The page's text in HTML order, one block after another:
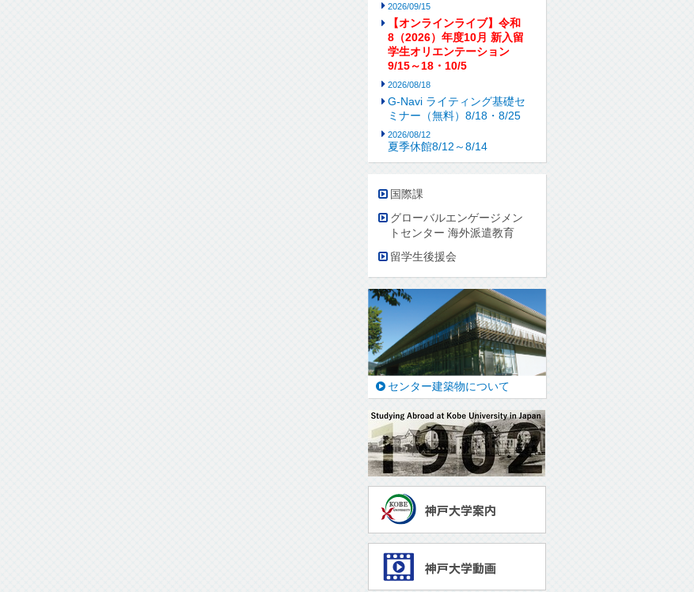
2026/09/15
【オンラインライブ】令和
8（2026）年度10月 新入留
学生オリエンテーション
9/15～18・10/5
2026/08/18
G-Navi ライティング基礎セ
ミナー（無料）8/18・8/25
2026/08/12
夏季休館8/12～8/14
国際課
グローバルエンゲージメン
トセンター 海外派遣教育
留学生後援会
センター建築物について